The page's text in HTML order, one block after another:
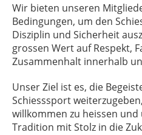
Wir bieten unseren
Bedingungen, um den
Disziplin und Sicherheit
grossen Wert auf Respekt,
Zusammenhalt innerhalb
Unser Ziel ist es, die
Schiesssport
willkommen zu heissen
Tradition mit Stolz in die